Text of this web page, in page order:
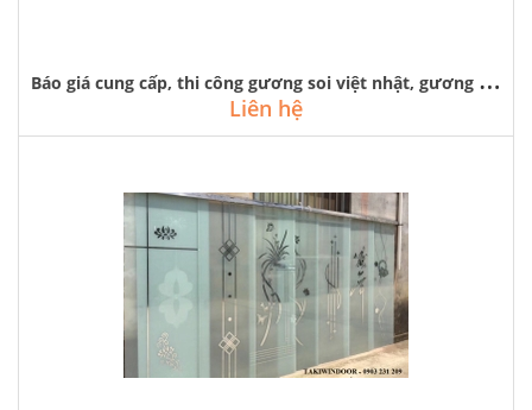
B
áo giá cung cấp, thi công gương soi việt nhật, gương bỉ giá rẻ
Liên hệ